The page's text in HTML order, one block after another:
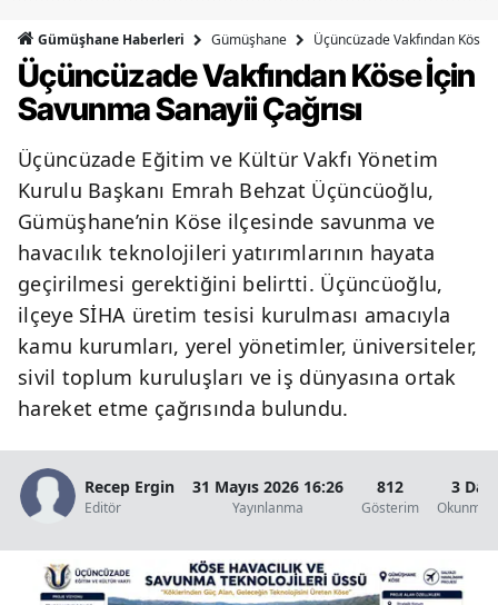
Bingöl
Bitlis
Bolu
Bursa
Çanakkale
Çankırı
Çorum
Diyarbakır
Elazığ
Gümüşhane Haberleri Gümüşhane Üçüncüzade Vakfından Köse
Üçüncüzade Vakfından Köse İçin
Savunma Sanayii Çağrısı
Üçüncüzade Eğitim ve Kültür Vakfı Yönetim
Kurulu Başkanı Emrah Behzat Üçüncüoğlu,
Gümüşhane’nin Köse ilçesinde savunma ve
havacılık teknolojileri yatırımlarının hayata
geçirilmesi gerektiğini belirtti. Üçüncüoğlu,
ilçeye SİHA üretim tesisi kurulması amacıyla
kamu kurumları, yerel yönetimler, üniversiteler,
sivil toplum kuruluşları ve iş dünyasına ortak
hareket etme çağrısında bulundu.
Recep Ergin
Editör
31 Mayıs 2026 16:26
Yayınlanma
812
Gösterim
3
Okunma